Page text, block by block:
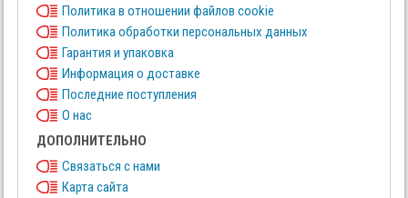
Политика в отношении файлов cookie
Политика обработки персональных данных
Гарантия и упаковка
Информация о доставке
Последние поступления
О нас
ДОПОЛНИТЕЛЬНО
Связаться с нами
Карта сайта